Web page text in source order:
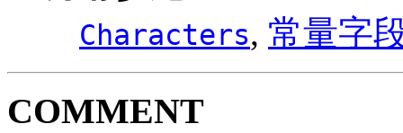
Characters, 常量字
COMMENT